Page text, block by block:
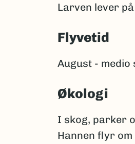
Larven lever
Flyvetid
August - medio
Økologi
I skog, parker
Hannen flyr om